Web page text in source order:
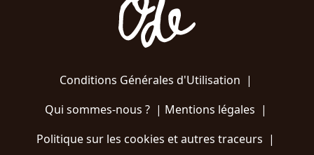
Conditions Générales d'Utilisation |
Qui sommes-nous ?| Mentions légales |
Politique sur les cookies et autres traceurs |